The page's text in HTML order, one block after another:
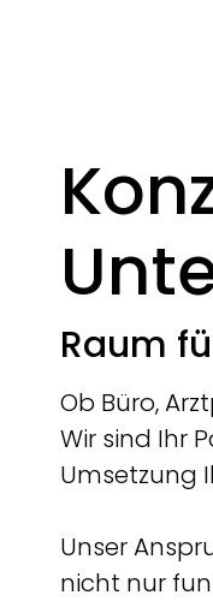
Raum
Ob Büro,
Wir sind Ihr
Umsetzung
Unser
nicht nur